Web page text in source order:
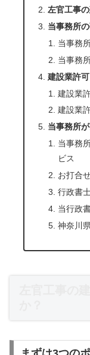
左官工事
当事務所
当事務
当事務
建設業許
建設業
建設業
当事務所
当事務
ビス
お打合
行政書
当行政
神奈川